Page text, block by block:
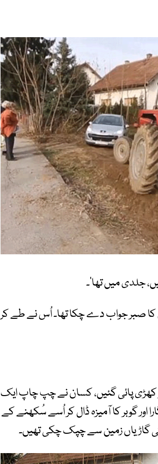
جلدی میں تھا‘۔
اُس کا صبر جواب دے چکا تھا۔ اُس نے طے کر
کھڑی پائی گئیں، کسان نے چپ چاپ ایک
اور گوبر کا آمیزہ ڈال کر اُسے سُکھنے کے
کی گاڑیاں زمین سے چپک چکی تھیں۔